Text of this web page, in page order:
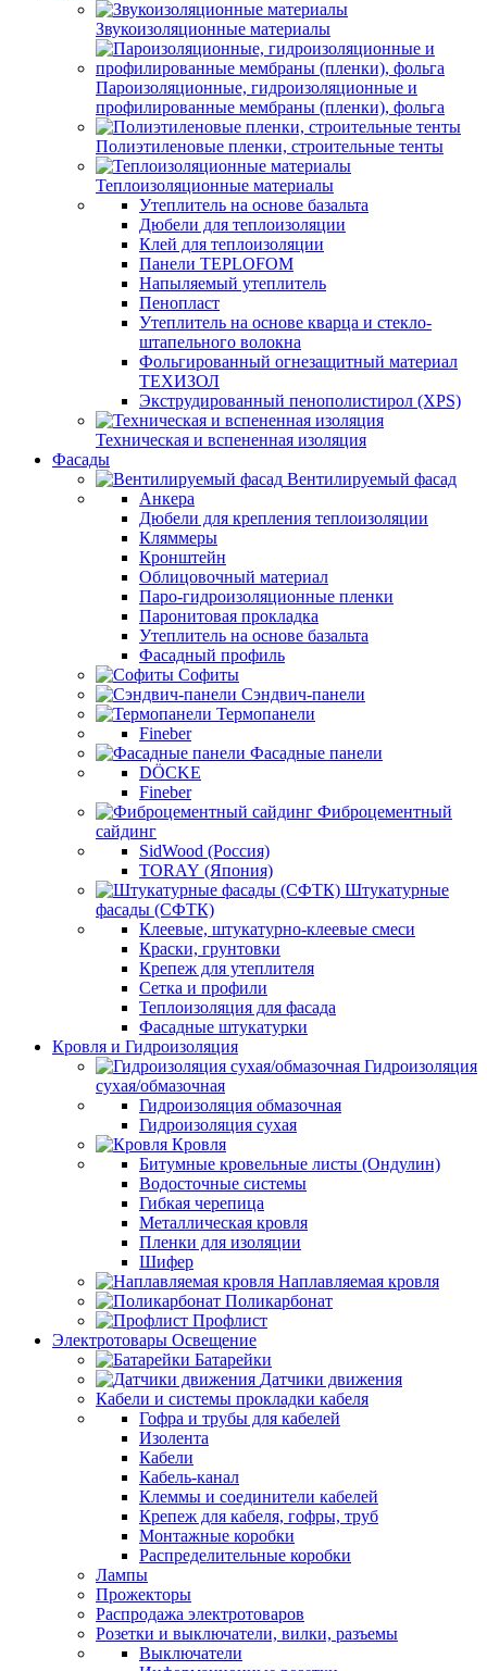
Звукоизоляционные материалы
Пароизоляционные, гидроизоляционные и
профилированные мембраны (пленки), фольга
Полиэтиленовые пленки, строительные тенты
Теплоизоляционные материалы
Утеплитель на основе базальта
Дюбели для теплоизоляции
Клей для теплоизоляции
Панели TEPLOFOM
Напыляемый утеплитель
Пенопласт
Утеплитель на основе кварца и стекло-
штапельного волокна
Фольгированный огнезащитный материал
ТЕХИЗОЛ
Экструдированный пенополистирол (XPS)
Техническая и вспененная изоляция
Фасады
Вентилируемый фасад
Анкера
Дюбели для крепления теплоизоляции
Кляммеры
Кронштейн
Облицовочный материал
Паро-гидроизоляционные пленки
Паронитовая прокладка
Утеплитель на основе базальта
Фасадный профиль
Софиты
Сэндвич-панели
Термопанели
Fineber
Фасадные панели
DÖCKE
Fineber
Фиброцементный
сайдинг
SidWood (Россия)
TORAY (Япония)
Штукатурные
фасады (СФТК)
Клеевые, штукатурно-клеевые смеси
Краски, грунтовки
Крепеж для утеплителя
Сетка и профили
Теплоизоляция для фасада
Фасадные штукатурки
Кровля и Гидроизоляция
Гидроизоляция
сухая/обмазочная
Гидроизоляция обмазочная
Гидроизоляция сухая
Кровля
Битумные кровельные листы (Ондулин)
Водосточные системы
Гибкая черепица
Металлическая кровля
Пленки для изоляции
Шифер
Наплавляемая кровля
Поликарбонат
Профлист
Электротовары Освещение
Батарейки
Датчики движения
Кабели и системы прокладки кабеля
Гофра и трубы для кабелей
Изолента
Кабели
Кабель-канал
Клеммы и соединители кабелей
Крепеж для кабеля, гофры, труб
Монтажные коробки
Распределительные коробки
Лампы
Прожекторы
Распродажа электротоваров
Розетки и выключатели, вилки, разъемы
Выключатели